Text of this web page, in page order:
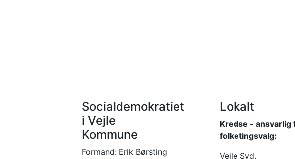
Socialdemokratiet
i Vejle
Kommune
Formand: Erik Børsting
Lokalt
Kredse - ansvarlig
folketingsvalg:
Vejle Syd,